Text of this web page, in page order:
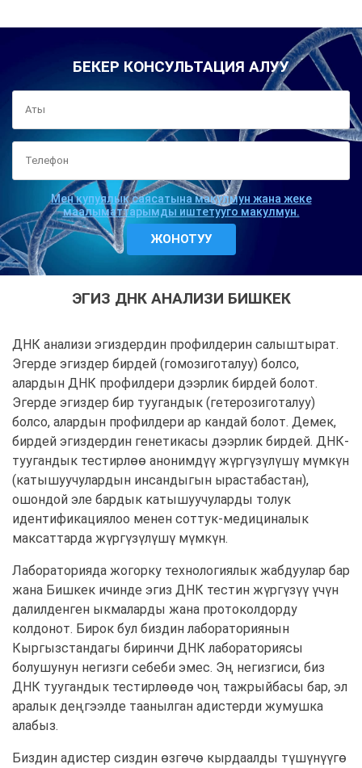
БЕКЕР КОНСУЛЬТАЦИЯ АЛУУ
Мен купуялык саясатына макулмун жана жеке
маалыматтарымды иштетууго макулмун.
ЭГИЗ ДНК АНАЛИЗИ БИШКЕК
ДНК анализи эгиздердин профилдерин салыштырат.
Эгерде эгиздер бирдей (гомозиготалуу) болсо,
алардын ДНК профилдери дээрлик бирдей болот.
Эгерде эгиздер бир туугандык (гетерозиготалуу)
болсо, алардын профилдери ар кандай болот. Демек,
бирдей эгиздердин генетикасы дээрлик бирдей. ДНК-
туугандык тестирлөө анонимдүү жүргүзүлүшү мүмкүн
(катышуучулардын инсандыгын ырастабастан),
ошондой эле бардык катышуучуларды толук
идентификациялоо менен соттук-медициналык
максаттарда жүргүзүлүшү мүмкүн.
Лабораторияда жогорку технологиялык жабдуулар бар
жана Бишкек ичинде эгиз ДНК тестин жүргүзүү үчүн
далилденген ыкмаларды жана протоколдорду
колдонот. Бирок бул биздин лабораториянын
Кыргызстандагы биринчи ДНК лабораториясы
болушунун негизги себеби эмес. Эң негизгиси, биз
ДНК туугандык тестирлөөдө чоң тажрыйбасы бар, эл
аралык деңгээлде таанылган адистерди жумушка
алабыз.
Биздин адистер сиздин өзгөчө кырдаалды түшүнүүгө